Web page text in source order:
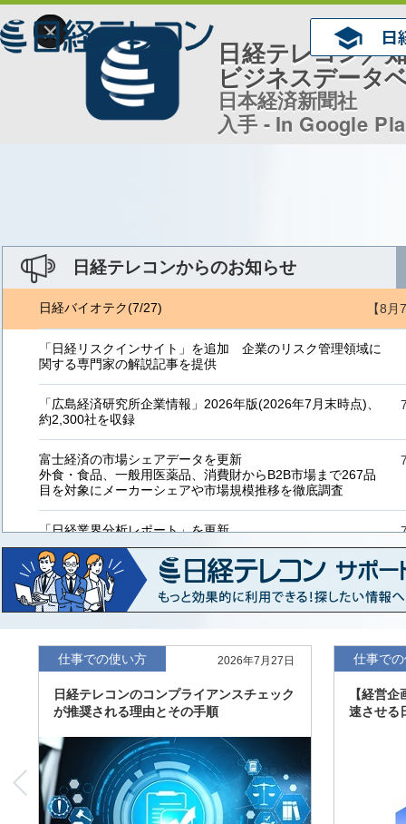
×
日経テレコン／
ビジネスデータ
日本経済新聞社
入手 - In Google
日経テレコンからのお知らせ
【8
日経バイオテク(7/27)
「日経リスクインサイト」を追加 企業のリスク管理領域に
関する専門家の解説記事を提供
「広島経済研究所企業情報」2026年版(2026年7月末時点)、
約2,300社を収録
富士経済の市場シェアデータを更新
外食・食品、一般用医薬品、消費財からB2B市場まで267品
目を対象にメーカーシェアや市場規模推移を徹底調査
「日経業界分析レポート」を更新
「工業用プラスチック製品」「システムインテグレーター」
など20業界の内容を刷新
「東洋経済海外進出企業情報」の2026年版、約3万6千社を
収録
「東洋経済外資系企業情報」の2026年版、約3,100社を収録
「日経POS情報マーケットレポート」の最新版、10～3月実
績の市場動向を速報
「東洋経済会社四季報」2026年夏号に更新、新たに2027年
度の予想を実施
仕事での使い方 2026年7月27日
日経テレコンのコンプライアンスチェック
が推奨される理由とその手順
仕事で
【経営
速させる